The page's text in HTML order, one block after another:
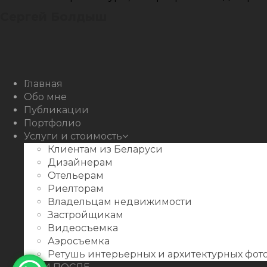
Behance
Главная
Обо мне
Публикации
Портфолио
Услуги и стоимость
Клиентам из Беларуси
Дизайнерам
Отельерам
Риелторам
Владельцам недвижимости
Застройщикам
Видеосъемка
Аэросъемка
Ретушь интерьерных и архитектурных